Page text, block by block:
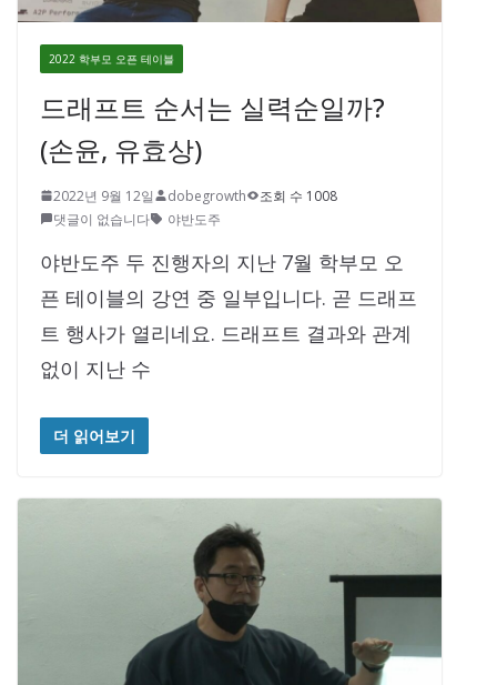
2022 학부모 오픈 테이블
드래프트 순서는 실력순일까?
(손윤, 유효상)
2022년 9월 12일 dobegrowth
조회 수 1008
댓글이 없습니다
야반도주
야반도주 두 진행자의 지난 7월 학부모 오
픈 테이블의 강연 중 일부입니다. 곧 드래프
트 행사가 열리네요. 드래프트 결과와 관계
없이 지난 수
더 읽어보기